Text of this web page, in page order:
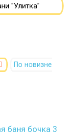
"Улитка"
По новизне
баня бочка 3